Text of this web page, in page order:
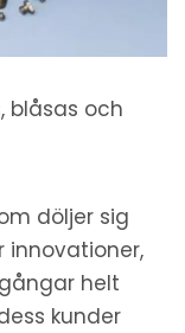
blåsas och
döljer sig
innovationer,
helt
kunder